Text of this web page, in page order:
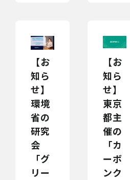
【お
知ら
せ】
環境
省の
研究
会
「グ
リー
【お
知ら
せ】
東京
都主
催の
「カ
ーボ
ンク